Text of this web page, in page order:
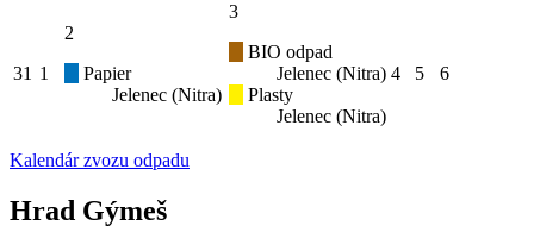
31 1
2
Papier
Jelenec (Nitra)
3
BIO odpad
Jelenec (Nitra)
Plasty
Jelenec (Nitra)
4 5 6
Kalendár zvozu odpadu
Hrad Gýmeš